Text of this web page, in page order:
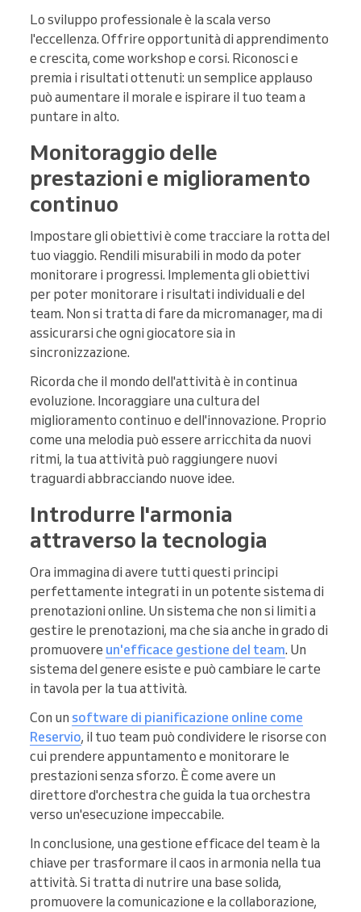
Lo sviluppo professionale è la scala verso
l'eccellenza. Offrire opportunità di apprendimento
e crescita, come workshop e corsi. Riconosci e
premia i risultati ottenuti: un semplice applauso
può aumentare il morale e ispirare il tuo team a
puntare in alto.
Monitoraggio delle
prestazioni e miglioramento
continuo
Impostare gli obiettivi è come tracciare la rotta del
tuo viaggio. Rendili misurabili in modo da poter
monitorare i progressi. Implementa gli obiettivi
per poter monitorare i risultati individuali e del
team. Non si tratta di fare da micromanager, ma di
assicurarsi che ogni giocatore sia in
sincronizzazione.
Ricorda che il mondo dell'attività è in continua
evoluzione. Incoraggiare una cultura del
miglioramento continuo e dell'innovazione. Proprio
come una melodia può essere arricchita da nuovi
ritmi, la tua attività può raggiungere nuovi
traguardi abbracciando nuove idee.
Introdurre l'armonia
attraverso la tecnologia
Ora immagina di avere tutti questi principi
perfettamente integrati in un potente sistema di
prenotazioni online. Un sistema che non si limiti a
gestire le prenotazioni, ma che sia anche in grado di
promuovere un'efficace gestione del team. Un
sistema del genere esiste e può cambiare le carte
in tavola per la tua attività.
Con un software di pianificazione online come
Reservio, il tuo team può condividere le risorse con
cui prendere appuntamento e monitorare le
prestazioni senza sforzo. È come avere un
direttore d'orchestra che guida la tua orchestra
verso un'esecuzione impeccabile.
In conclusione, una gestione efficace del team è la
chiave per trasformare il caos in armonia nella tua
attività. Si tratta di nutrire una base solida,
promuovere la comunicazione e la collaborazione,